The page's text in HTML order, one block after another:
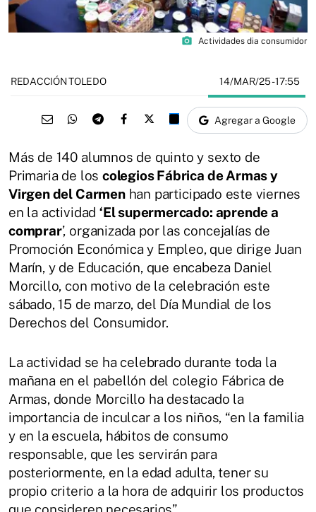
photo_camera Actividades dia consumidor
REDACCIÓN TOLEDO 14/MAR/25- 17:55
Agregar a Google
Más de 140 alumnos de quinto y sexto de
Primaria de los colegios Fábrica de Armas y
Virgen del Carmenhan participado este viernes
en la actividad ‘El supermercado: aprende a
comprar’, organizada por las concejalías de
Promoción Económica y Empleo, que dirige Juan
Marín, y de Educación, que encabeza Daniel
Morcillo, con motivo de la celebración este
sábado, 15 de marzo, del Día Mundial de los
Derechos del Consumidor.
La actividad se ha celebrado durante toda la
mañana en el pabellón del colegio Fábrica de
Armas, donde Morcillo ha destacado la
importancia de inculcar a los niños, “en la familia
y en la escuela, hábitos de consumo
responsable, que les servirán para
posteriormente, en la edad adulta, tener su
propio criterio a la hora de adquirir los productos